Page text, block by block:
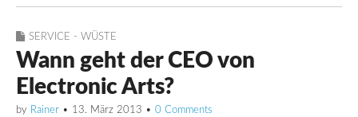
SERVICE - WÜSTE
Wann geht der CEO von
Electronic Arts?
by Rainer • 13. März 2013 • 0 Comments